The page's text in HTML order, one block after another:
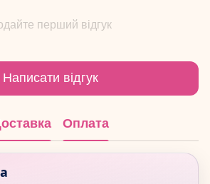
перший відгук
Написати відгук
Оплата